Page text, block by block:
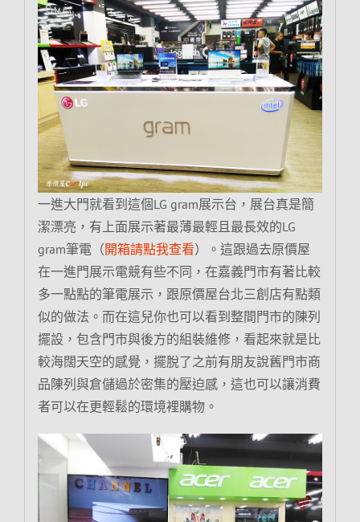
一進大門就看到這個LG gram展示台，展台真是簡
潔漂亮，有上面展示著最薄最輕且最長效的LG
gram筆電（開箱請點我查看）。這跟過去原價屋
在一進門展示電競有些不同，在嘉義門市有著比較
多一點點的筆電展示，跟原價屋台北三創店有點類
似的做法。而在這兒你也可以看到整間門市的陳列
擺設，包含門市與後方的組裝維修，看起來就是比
較海闊天空的感覺，擺脫了之前有朋友說舊門市商
品陳列與倉儲過於密集的壓迫感，這也可以讓消費
者可以在更輕鬆的環境裡購物。